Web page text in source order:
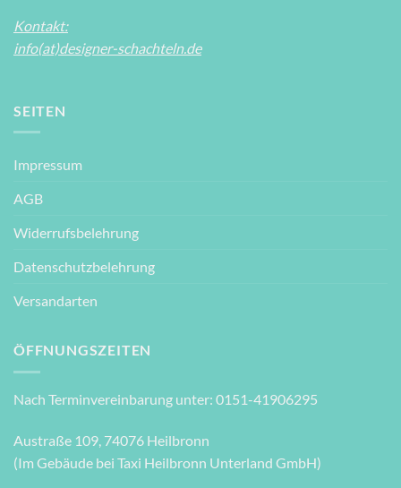
Kontakt:
info(at)designer-schachteln.de
SEITEN
Impressum
AGB
Widerrufsbelehrung
Datenschutzbelehrung
Versandarten
ÖFFNUNGSZEITEN
Nach Terminvereinbarung unter: 0151-41906295
Austraße 109, 74076 Heilbronn
(Im Gebäude bei Taxi Heilbronn Unterland GmbH)